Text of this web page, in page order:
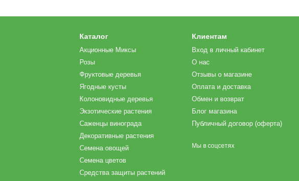
Каталог
Акционные Миксы
Розы
Фруктовые деревья
Ягодные кусты
Колоновидные деревья
Экзотические растения
Саженцы винограда
Декоративные растения
Семена овощей
Семена цветов
Средства защиты растений
Клиентам
Вход в личный кабинет
О нас
Отзывы о магазине
Оплата и доставка
Обмен и возврат
Блог магазина
Публичный договор (оферта)
Мы в соцсетях